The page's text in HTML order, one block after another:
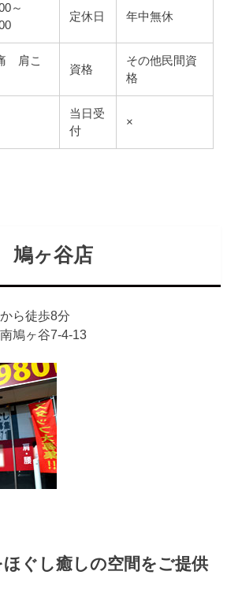
～
定休日 年中無休
肩こ
資格
その他民間資
格
当日受
付
×
鳩ヶ谷店
ら徒歩8分
鳩ヶ谷7-4-13
ほぐし癒しの空間をご提供